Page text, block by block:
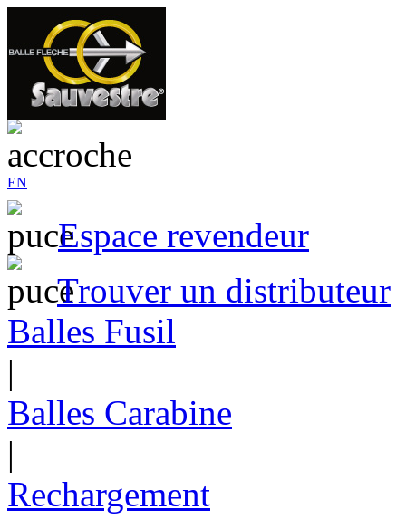
EN
Espace revendeur
Trouver un distributeur
Balles Fusil
|
Balles Carabine
|
Rechargement